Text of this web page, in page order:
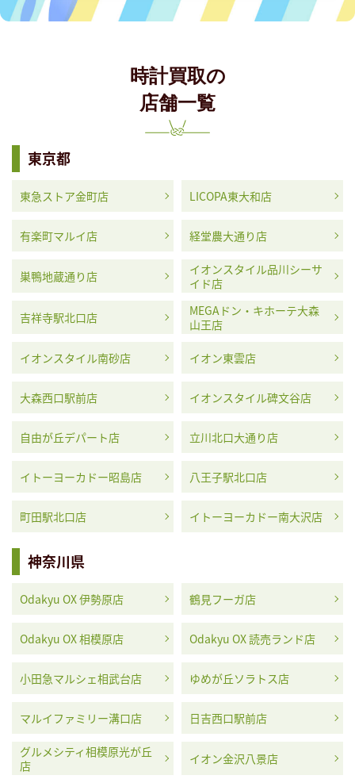
時計買取の
店舗一覧
東京都
東急ストア金町店 LICOPA東大和店
有楽町マルイ店 経堂農大通り店
巣鴨地蔵通り店
イオンスタイル品川シーサ
イド店
吉祥寺駅北口店
MEGAドン・キホーテ大森
山王店
イオンスタイル南砂店 イオン東雲店
大森西口駅前店 イオンスタイル碑文谷店
自由が丘デパート店 立川北口大通り店
イトーヨーカドー昭島店 八王子駅北口店
町田駅北口店 イトーヨーカドー南大沢店
神奈川県
Odakyu OX 伊勢原店 鶴見フーガ店
Odakyu OX 相模原店 Odakyu OX 読売ランド店
小田急マルシェ相武台店 ゆめが丘ソラトス店
マルイファミリー溝口店 日吉西口駅前店
グルメシティ相模原光が丘
店
イオン金沢八景店